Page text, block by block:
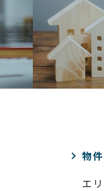
物
エ